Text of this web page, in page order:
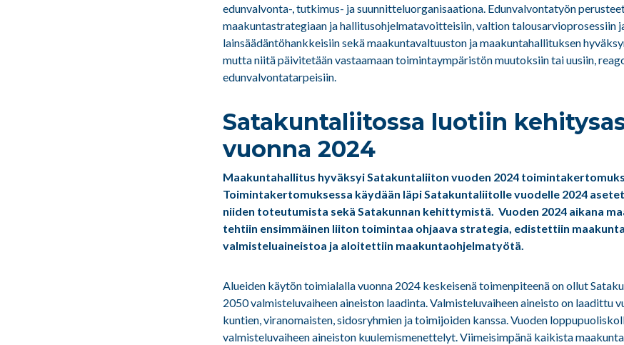
edunvalvonta-, tutkimus- ja suunnitteluorganisaationa. Edunvalvontatyön
maakuntastrategiaan ja hallitusohjelmatavoitteisiin, valtion talousarvioprosessiin
lainsäädäntöhankkeisiin sekä maakuntavaltuuston ja maakuntahallituksen
mutta niitä päivitetään vastaamaan toimintaympäristön muutoksiin tai uusiin,
edunvalvontatarpeisiin.
Satakuntaliitossa luotiin
vuonna 2024
Maakuntahallitus hyväksyi Satakuntaliiton vuoden 2024
Toimintakertomuksessa käydään läpi Satakuntaliitolle vuodelle 2024
niiden toteutumista sekä Satakunnan kehittymistä. Vuoden 2024 aikana
tehtiin ensimmäinen liiton toimintaa ohjaava strategia, edistettiin
valmisteluaineistoa ja aloitettiin maakuntaohjelmatyötä.
Alueiden käytön toimialalla vuonna 2024 keskeisenä toimenpiteenä on ollut
2050 valmisteluvaiheen aineiston laadinta. Valmisteluvaiheen aineisto on laadittu
kuntien, viranomaisten, sidosryhmien ja toimijoiden kanssa. Vuoden
valmisteluvaiheen aineiston kuulemismenettelyt. Viimeisimpänä kaikista